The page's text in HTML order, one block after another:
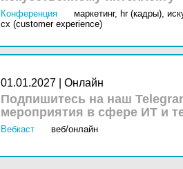
Конференция маркетинг, hr (кадры),
cx (customer experience)
01.01.2027 | Онлайн
Подпишитесь на наш
мероприятия в сфере ИТ и
Вебкаст веб/онлайн